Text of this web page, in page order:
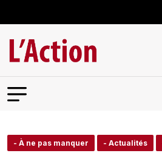
- À ne pas manquer - Actualités